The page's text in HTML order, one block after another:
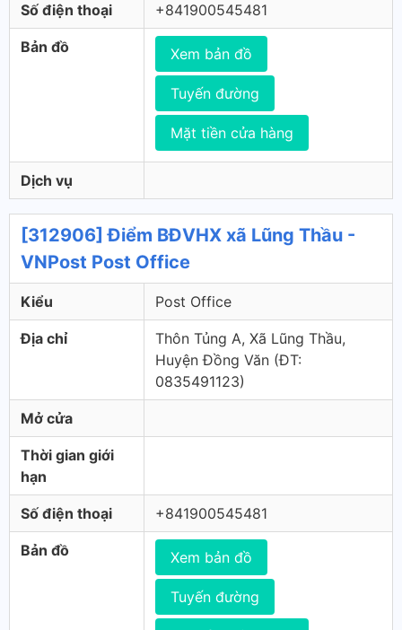
Số điện thoại +841900545481
Bản đồ Xem bản đồ
Tuyến đường
Mặt tiền cửa hàng
Dịch vụ
[312906] Điểm BĐVHX xã Lũng Thầu -
VNPost Post Office
Kiểu Post Office
Địa chỉ
Thôn Tủng A, Xã Lũng Thầu,
Huyện Đồng Văn (ÐT:
0835491123)
Mở cửa
Thời gian giới
hạn
Số điện thoại +841900545481
Bản đồ Xem bản đồ
Tuyến đường